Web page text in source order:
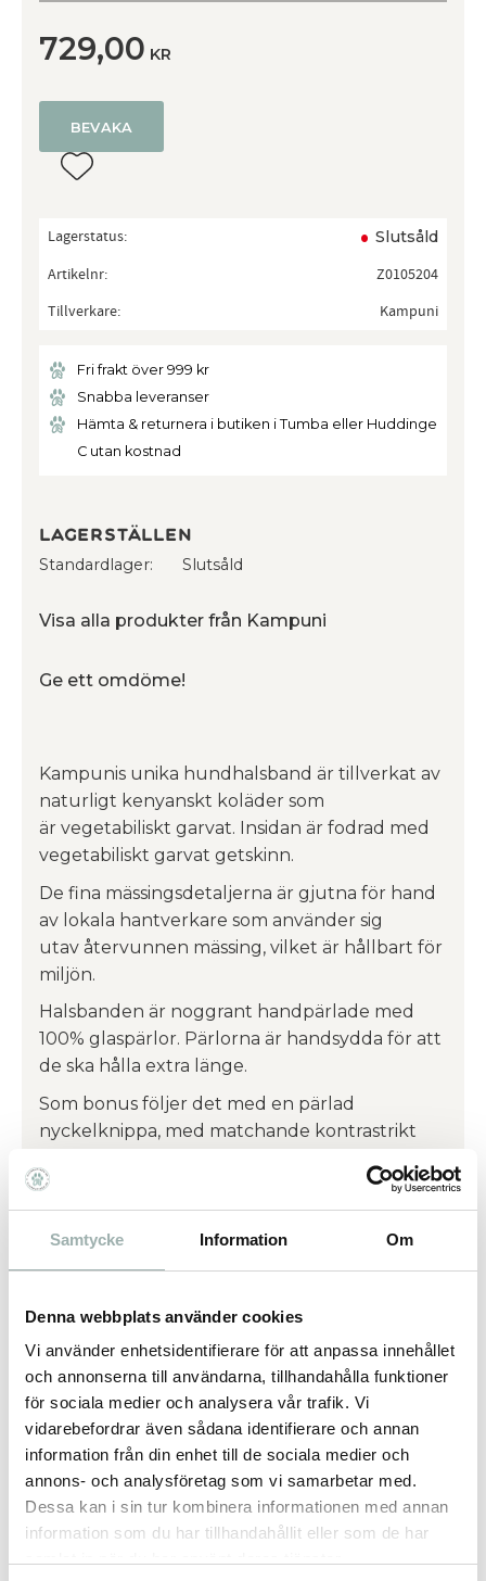
Samtycke Information Om
Denna webbplats använder cookies
Vi använder enhetsidentifierare för att anpassa innehållet
och annonserna till användarna, tillhandahålla funktioner
för sociala medier och analysera vår trafik. Vi
vidarebefordrar även sådana identifierare och annan
information från din enhet till de sociala medier och
annons- och analysföretag som vi samarbetar med.
Dessa kan i sin tur kombinera informationen med annan
information som du har tillhandahållit eller som de har
729,00 KR
Lägg till i favoriter
BEVAKA
Lagerstatus Slutsåld
Artikelnr
Z0105204
Tillverkare
Kampuni
Fri frakt över 999 kr
Snabba leveranser
Hämta & returnera i butiken i Tumba eller Huddinge
C utan kostnad
Lagerställen
Standardlager Slutsåld
Visa alla produkter från Kampuni
Ge ett omdöme!
Kampunis unika hundhalsband är tillverkat av
naturligt kenyanskt koläder som
är vegetabiliskt garvat. Insidan är fodrad med
vegetabiliskt garvat getskinn.
De fina mässingsdetaljerna är gjutna för hand
av lokala hantverkare som använder sig
utav återvunnen mässing, vilket är hållbart för
miljön.
Halsbanden är noggrant handpärlade med
100% glaspärlor. Pärlorna är handsydda för att
de ska hålla extra länge.
Som bonus följer det med en pärlad
nyckelknippa, med matchande kontrastrikt
använda den eller varför inte låta den sitta
kvar som en extra detalj på halsbandet.
Storlekstabell:
Small:30–38 cm(från innersta till yttersta hålet)
Medium:38–46 cm(från innersta till yttersta
Large:46–53 cm(från innersta till yttersta hålet)
X - Large:53–64 cm(från innersta till yttersta
hålet)